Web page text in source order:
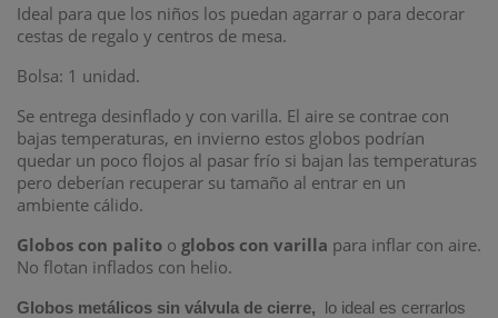
Ideal para que los niños los puedan agarrar o para decorar
cestas de regalo y centros de mesa.
Bolsa: 1 unidad.
Se entrega desinflado y con varilla. El aire se contrae con
bajas temperaturas, en invierno estos globos podrían
quedar un poco flojos al pasar frío si bajan las temperaturas
pero deberían recuperar su tamaño al entrar en un
ambiente cálido.
Globos con palito o globos con varilla para inflar con aire.
No flotan inflados con helio.
Globos metálicos sin válvula de cierre, lo ideal es cerrarlos